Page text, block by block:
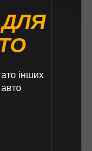
інших